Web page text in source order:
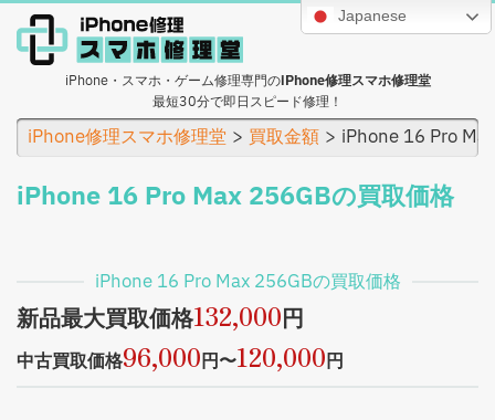
Japanese
iPhone・スマホ・ゲーム修理専門のiPhone修理スマホ修理堂
最短30分で即日スピード修理！
iPhone修理スマホ修理堂 買取金額 iPhone 16 Pro
iPhone 16 Pro Max 256GBの買取価格
iPhone 16 Pro Max 256GBの買取価格
新品最大買取価格132,000円
中古買取価格96,000円〜120,000円